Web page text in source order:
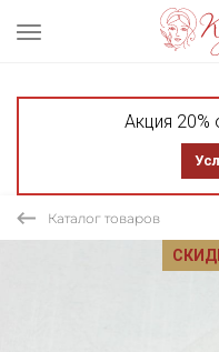
Акция 20%
Каталог товаров